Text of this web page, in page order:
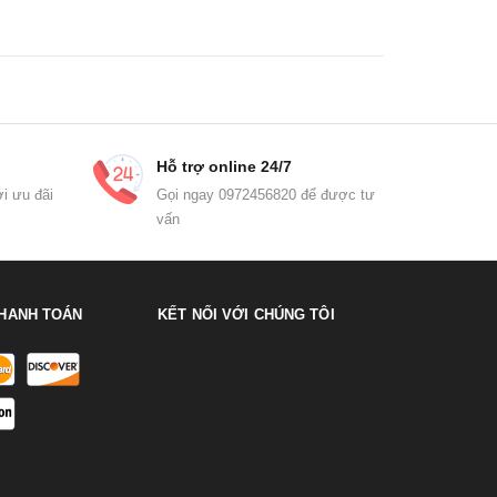
ưu đãi
Hỗ trợ online 24/7
Gọi ngay 0972456820 để được tư
vấn
TOÁN KẾT NỐI VỚI CHÚNG TÔI